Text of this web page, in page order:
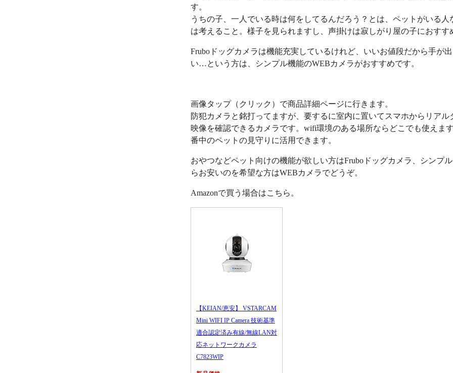
す。
うちの子、一人でいる時は何をしてるんだろう？とは、ペットがいる人
は考えること。様子を見られますし、声掛けは寂しがり屋の子におすす
Fruboドッグカメラは機能充実しているけれど、いいお値段だから手が
い…という方は、シンプル機能のWEBカメラがおすすめです。
画像タップ（クリック）で商品詳細ページに行きます。
防犯カメラと銘打ってますが、要するに室内に置いてスマホからリアル
映像を確認できるカメラです。wifi環境のある場所ならどこでも使えま
番中のペットの見守りに活用できます。
おやつなどペット向けの機能が欲しい方はFruboドッグカメラ、シンプ
らお安いのを希望な方はWEBカメラでどうぞ。
Amazonで買う場合はこちら。
【KEIAN/恵安】 VSTARCAM
Mini WIFI IP Camera 技術基準
適合認定済み有線/無線LAN対
応ネットワークカメラ
C7823WIP